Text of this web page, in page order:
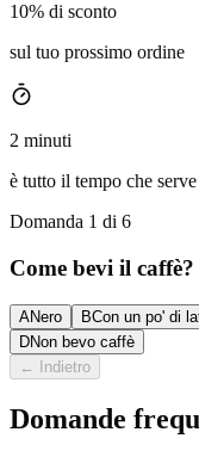
10% di sconto
sul tuo prossimo ordine
2 minuti
è tutto il tempo che
Domanda 1 di 6
Come bevi il caffè?
ANero BCon un po' di
DNon bevo caffè
←
Indietro
Domande